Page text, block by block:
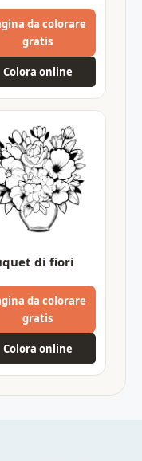
da colorare
gratis
Colora online
di fiori
da colorare
gratis
Colora online